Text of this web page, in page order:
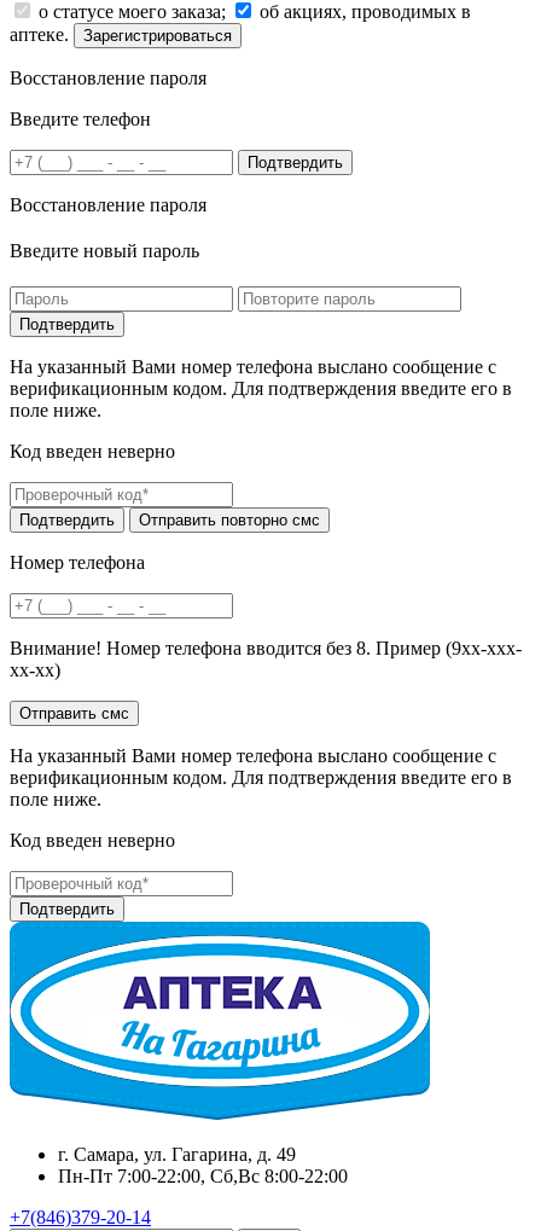
о статусе моего заказа;
об акциях, проводимых в
аптеке.
Зарегистрироваться
Восстановление пароля
Введите телефон
Подтвердить
Восстановление пароля
Введите новый пароль
На указанный Вами номер телефона выслано сообщение с
верификационным кодом. Для подтверждения введите его в
поле ниже.
Код введен неверно
Номер телефона
Внимание! Номер телефона вводится без 8. Пример (9хх-ххх-
хх-хх)
На указанный Вами номер телефона выслано сообщение с
верификационным кодом. Для подтверждения введите его в
поле ниже.
Код введен неверно
г. Самара, ул. Гагарина, д. 49
Пн-Пт 7:00-22:00, Сб,Вс 8:00-22:00
+7(846)379-20-14